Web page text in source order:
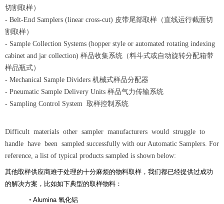
切割取样）
- Belt-End Samplers (linear cross-cut) 皮带尾部取样（直线运行截面切
割取样）
- Sample Collection Systems (hopper style or automated rotating indexing
cabinet and jar collection) 样品收集系统（料斗式或自动旋转分配箱带
样品瓶式）
- Mechanical Sample Dividers 机械式样品分配器
- Pneumatic Sample Delivery Units 样品气力传输系统
- Sampling Control System 取样控制系统
Difficult materials other sampler manufacturers would struggle to
handle have been sampled successfully with our Automatic Samplers. For
reference, a list of typical products sampled is shown below:
其他取样供应商难于处理的十分麻烦的物料取样，我们都已经提供过成功
的解决方案，比如如下典型的取样物料：
• Alumina 氧化铝